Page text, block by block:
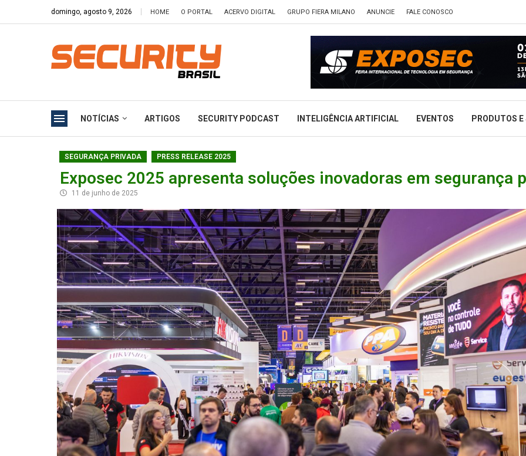
domingo, agosto 9, 2026 HOME O PORTAL ACERVO DIGITAL GRUPO FIERA MILANO ANUNCIE FALE CONOSCO
NOTÍCIAS ARTIGOS SECURITY PODCAST INTELIGÊNCIA ARTIFICIAL EVENTOS PRODUTOS
SEGURANÇA PRIVADA PRESS RELEASE 2025
Exposec 2025 apresenta soluções inovadoras em segurança
11 de junho de 2025